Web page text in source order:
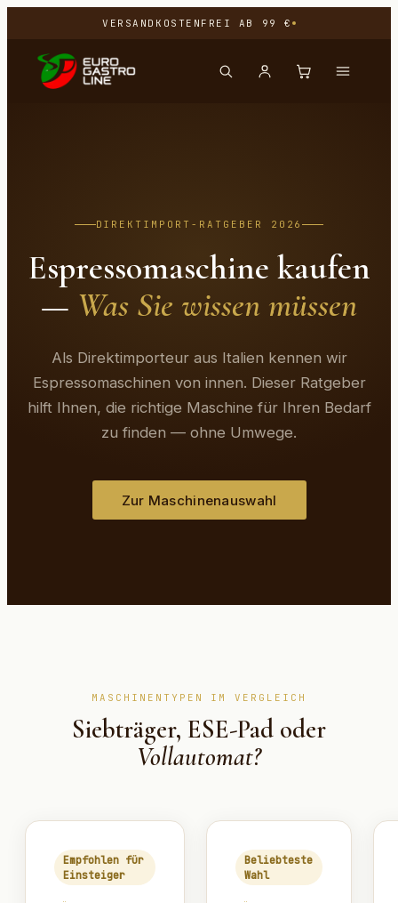
VERSANDKOSTENFREI AB 99 €
DIREKTIMPORT-RATGEBER 2026
Espressomaschine kaufen
— Was Sie wissen müssen
Als Direktimporteur aus Italien kennen wir
Espressomaschinen von innen. Dieser Ratgeber
hilft Ihnen, die richtige Maschine für Ihren Bedarf
zu finden — ohne Umwege.
Zur Maschinenauswahl
MASCHINENTYPEN IM VERGLEICH
Siebträger, ESE-Pad oder
Vollautomat?
Empfohlen für
Einsteiger
Beliebteste
Wahl